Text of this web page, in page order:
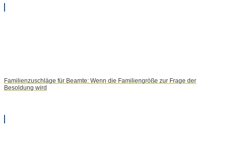
Familienzuschläge für Beamte: Wenn die Familiengröße zur Frage der
Besoldung wird